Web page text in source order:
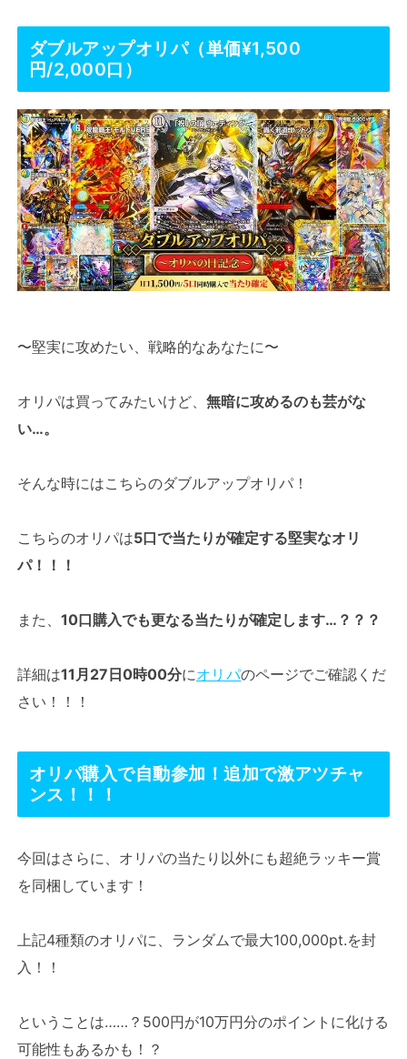
ダブルアップオリパ（単価¥1,500
円/2,000口）
〜堅実に攻めたい、戦略的なあなたに〜
オリパは買ってみたいけど、 無暗に攻めるのも芸がな
い…。
そんな時にはこちらのダブルアップオリパ！
こちらのオリパは5口で当たりが確定する堅実なオリ
パ！！！
また、 10口購入でも更なる当たりが確定します…？？？
詳細は11月27日0時00分にオリパのページでご確認くだ
さい！！！
オリパ購入で自動参加！追加で激アツチャ
ンス！！！
今回はさらに、オリパの当たり以外にも超絶ラッキー賞
を同梱しています！
上記4種類のオリパに、ランダムで最大100,000pt.を封
入！！
ということは……？500円が10万円分のポイントに化ける
可能性もあるかも！？